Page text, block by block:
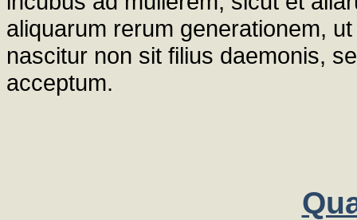
aliquarum rerum generationem,
nascitur non sit filius daemonis,
acceptum.